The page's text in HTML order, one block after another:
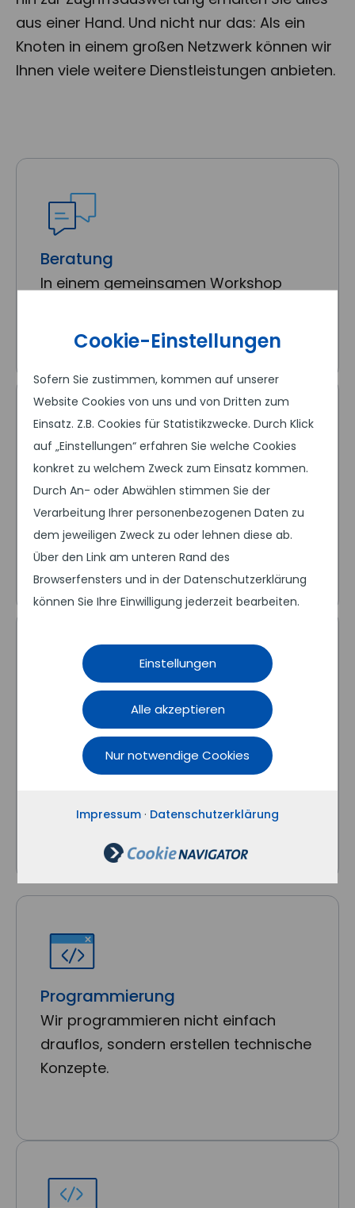
Cookie-Einstellungen
Sofern Sie zustimmen, kommen auf unserer
Website Cookies von uns und von Dritten zum
Einsatz. Z.B. Cookies für Statistikzwecke. Durch Klick
auf „Einstellungen“ erfahren Sie welche Cookies
konkret zu welchem Zweck zum Einsatz kommen.
Durch An- oder Abwählen stimmen Sie der
Verarbeitung Ihrer personenbezogenen Daten zu
dem jeweiligen Zweck zu oder lehnen diese ab.
Über den Link am unteren Rand des
Browserfensters und in der Datenschutzerklärung
können Sie Ihre Einwilligung jederzeit bearbeiten.
Einstellungen
Alle akzeptieren
Nur notwendige Cookies
Impressum · Datenschutzerklärung
aus einer Hand. Und nicht nur das: Als ein
Knoten in einem großen Netzwerk können wir
Ihnen viele weitere Dienstleistungen anbieten.
Beratung
In einem gemeinsamen Workshop
neue Website.
System-Auswahl
Jede Software hat Vor- und Nachteile,
die wir gegeneinander abwägen.
Webdesign & Print
Wir können nicht nur Web, sondern
gestalten auch Ihre Print- und
Programmierung
Wir programmieren nicht einfach
drauflos, sondern erstellen technische
Konzepte.